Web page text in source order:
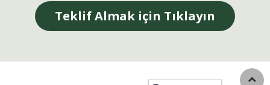
Teklif Almak için Tıklayın